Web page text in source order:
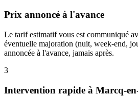
Prix annoncé à l'avance
Le tarif estimatif vous est communiqué
éventuelle majoration (nuit, week-end,
annoncée à l'avance, jamais après.
3
Intervention rapide à Marcq-